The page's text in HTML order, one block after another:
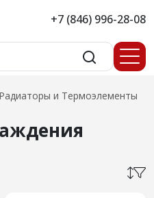
+7 (846) 996-28-08
Радиаторы и Термоэлементы